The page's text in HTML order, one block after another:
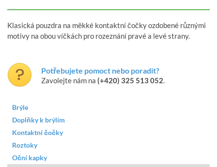
Klasická pouzdra na měkké kontaktní čočky ozdobené různými
motivy na obou víčkách pro rozeznání pravé a levé strany.
Potřebujete pomoct nebo poradit?
Zavolejte nám na (+420) 325 513 052.
Brýle
Doplňky k brýlím
Kontaktní čočky
Roztoky
Oční kapky